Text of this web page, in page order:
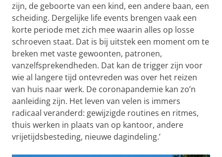
zijn, de geboorte van een kind, een andere baan, een
scheiding. Dergelijke life events brengen vaak een
korte periode met zich mee waarin alles op losse
schroeven staat. Dat is bij uitstek een moment om te
breken met vaste gewoonten, patronen,
vanzelfsprekendheden. Dat kan de trigger zijn voor
wie al langere tijd ontevreden was over het reizen
van huis naar werk. De coronapandemie kan zo’n
aanleiding zijn. Het leven van velen is immers
radicaal veranderd: gewijzigde routines en ritmes,
thuis werken in plaats van op kantoor, andere
vrijetijdsbesteding, nieuwe dagindeling.’